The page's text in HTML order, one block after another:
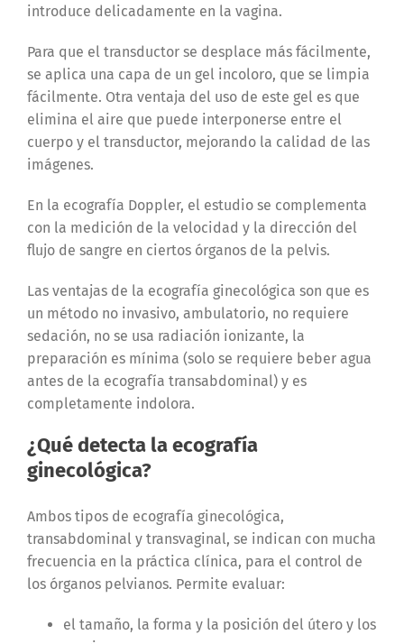
introduce delicadamente en la vagina.
Para que el transductor se desplace más fácilmente,
se aplica una capa de un gel incoloro, que se limpia
fácilmente. Otra ventaja del uso de este gel es que
elimina el aire que puede interponerse entre el
cuerpo y el transductor, mejorando la calidad de las
imágenes.
En la ecografía Doppler, el estudio se complementa
con la medición de la velocidad y la dirección del
flujo de sangre en ciertos órganos de la pelvis.
Las ventajas de la ecografía ginecológica son que es
un método no invasivo, ambulatorio, no requiere
sedación, no se usa radiación ionizante, la
preparación es mínima (solo se requiere beber agua
antes de la ecografía transabdominal) y es
completamente indolora.
¿Qué detecta la ecografía
ginecológica?
Ambos tipos de ecografía ginecológica,
transabdominal y transvaginal, se indican con mucha
frecuencia en la práctica clínica, para el control de
los órganos pelvianos. Permite evaluar:
el tamaño, la forma y la posición del útero y los